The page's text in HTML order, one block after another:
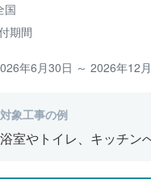
国
期間
年6月30日 ～ 2026年12
対象工事の例
浴室やトイレ、キッチン